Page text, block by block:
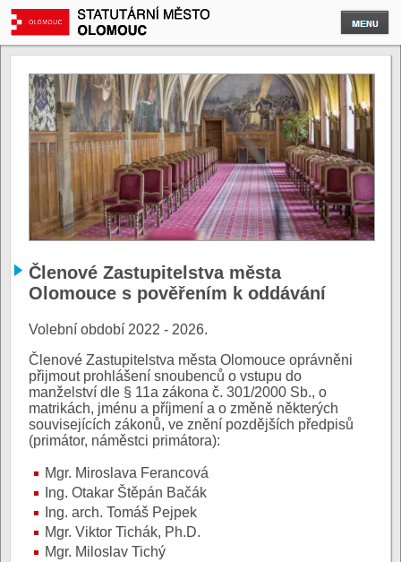
Členové Zastupitelstva města
Olomouce s pověřením k oddávání
Volební období 2022 - 2026.
Členové Zastupitelstva města Olomouce oprávněni
přijmout prohlášení snoubenců o vstupu do
manželství dle § 11a zákona č. 301/2000 Sb., o
matrikách, jménu a příjmení a o změně některých
souvisejících zákonů, ve znění pozdějších předpisů
(primátor, náměstci primátora):
Mgr. Miroslava Ferancová
Ing. Otakar Štěpán Bačák
Ing. arch. Tomáš Pejpek
Mgr. Viktor Tichák, Ph.D.
Mgr. Miloslav Tichý